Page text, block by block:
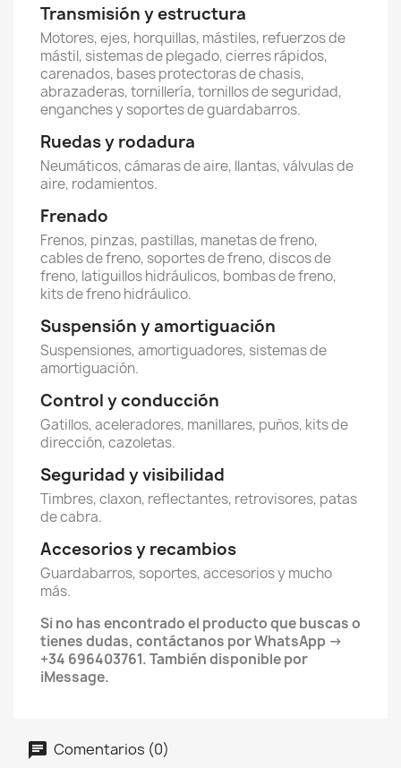
Transmisión y estructura
Motores, ejes, horquillas, mástiles, refuerzos de
mástil, sistemas de plegado, cierres rápidos,
carenados, bases protectoras de chasis,
abrazaderas, tornillería, tornillos de seguridad,
enganches y soportes de guardabarros.
Ruedas y rodadura
Neumáticos, cámaras de aire, llantas, válvulas de
aire, rodamientos.
Frenado
Frenos, pinzas, pastillas, manetas de freno,
cables de freno, soportes de freno, discos de
freno, latiguillos hidráulicos, bombas de freno,
kits de freno hidráulico.
Suspensión y amortiguación
Suspensiones, amortiguadores, sistemas de
amortiguación.
Control y conducción
Gatillos, aceleradores, manillares, puños, kits de
dirección, cazoletas.
Seguridad y visibilidad
Timbres, claxon, reflectantes, retrovisores, patas
de cabra.
Accesorios y recambios
Guardabarros, soportes, accesorios y mucho
más.
Si no has encontrado el producto que buscas o
tienes dudas, contáctanos por WhatsApp →
+34 696403761. También disponible por
iMessage.
Comentarios (0)